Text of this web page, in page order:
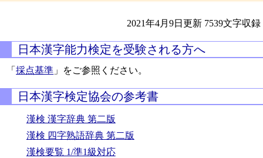
2021年4月9日更新 7539文字収録
日本漢字能力検定を受験される方へ
「採点基準 」をご参照ください。
日本漢字検定協会の参考書
漢検 漢字辞典 第二版
漢検 四字熟語辞典 第二版
漢検要覧 1/準1級対応